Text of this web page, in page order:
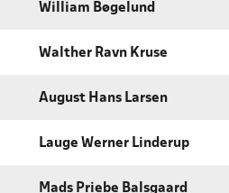
William Bøgelund
Walther Ravn Kruse
August Hans Larsen
Lauge Werner Linderup
Mads Priebe Balsgaard